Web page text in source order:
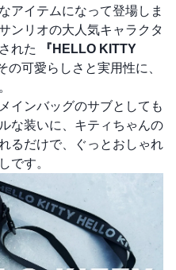
アイテムになって登場しま
ンリオの大人気キャラクタ
れた
『HELLO KITTY
の可愛らしさと実用性に、
インバッグのサブとしても
な装いに、キティちゃんの
るだけで、ぐっとおしゃれ
です。